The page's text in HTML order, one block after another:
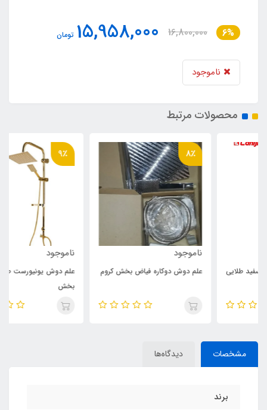
6%
16,800,000
15,958,000 تومان
ناموجود
محصولات مرتبط
علم دوش دوکاره فیاض بخش کروم
علم دوش یونیورست طلایی فیاض
مشخصات دیدگاه‌ها
برند